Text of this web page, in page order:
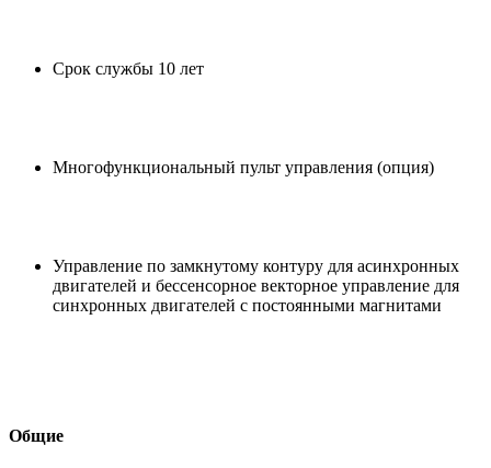
Срок службы 10 лет
Многофункциональный пульт управления (опция)
Управление по замкнутому контуру для асинхронных
двигателей и бессенсорное векторное управление для
синхронных двигателей с постоянными магнитами
Общие